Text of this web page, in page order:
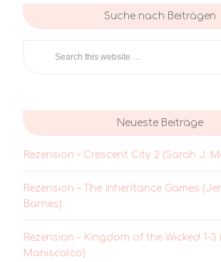
Suche nach Beiträgen
Neueste Beiträge
Rezension – Crescent City 2 (Sarah J.
Rezension – The Inheritance Games
Barnes)
Rezension – Kingdom of the Wicked 1-3
Maniscalco)